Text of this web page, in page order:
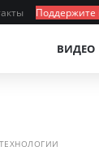
Поддержите
ВИДЕО